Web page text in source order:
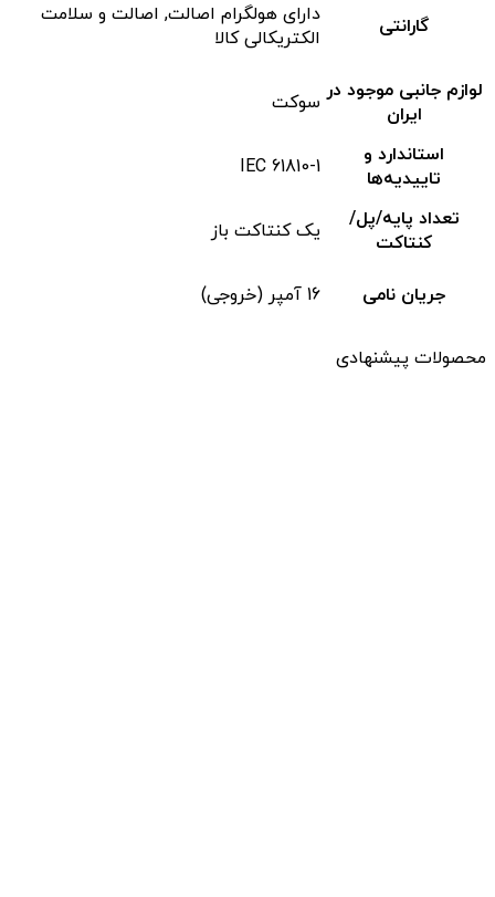
گارانتی
دارای هولگرام اصالت, اصالت و سلامت
الکتریکالی کالا
لوازم جانبی موجود در
ایران
سوکت
استاندارد و
تاییدیه‌ها
IEC 61810-1
تعداد پایه/پل/
کنتاکت
یک کنتاکت باز
جریان نامی 16 آمپر (خروجی)
محصولات پیشنهادی